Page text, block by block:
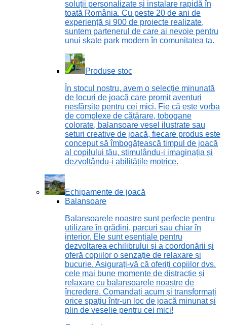
soluții personalizate și instalare rapidă în
toată România. Cu peste 20 de ani de
experiență și 900 de proiecte realizate,
suntem partenerul de care ai nevoie pentru
unui skate park modern în comunitatea ta.
Produse stoc
În stocul nostru, avem o selecție minunată
de locuri de joacă care promit aventuri
nesfârșite pentru cei mici. Fie că este vorba
de complexe de cățărare, tobogane
colorate, balansoare vesel ilustrate sau
seturi creative de joacă, fiecare produs este
conceput să îmbogățească timpul de joacă
al copilului tău, stimulându-i imaginația și
dezvoltându-i abilitățile motrice.
Echipamente de joacă
Balansoare
Balansoarele noastre sunt perfecte pentru
utilizare în grădini, parcuri sau chiar în
interior. Ele sunt esențiale pentru
dezvoltarea echilibrului și a coordonării și
oferă copiilor o senzație de relaxare și
bucurie. Asigurați-vă că oferiți copiilor dvs.
cele mai bune momente de distracție și
relaxare cu balansoarele noastre de
încredere. Comandați acum și transformați
orice spațiu într-un loc de joacă minunat și
plin de veselie pentru cei mici!